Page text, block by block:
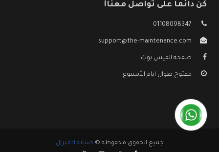
كن دائما على تواصل معنا!
01108098347
support@the-maintenance.com
صفحة الفيس بوك
مفتوح طوال ايام الأسبوع
جميع الحقوق محفوظه © صيانة ادميرال